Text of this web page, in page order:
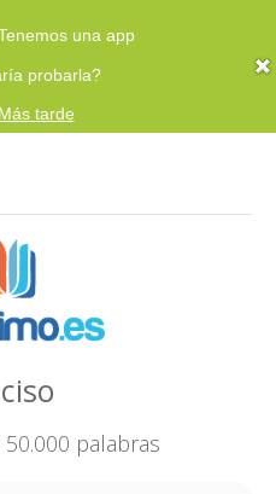
una app
probarla?
Más tarde
palabras